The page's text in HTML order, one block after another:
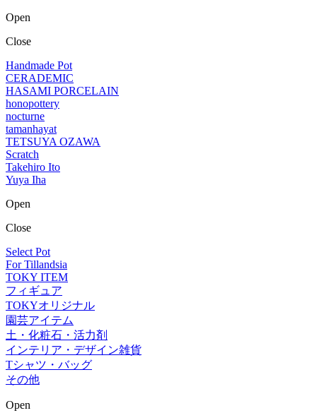
Open
Close
Handmade Pot
CERADEMIC
HASAMI PORCELAIN
honopottery
nocturne
tamanhayat
TETSUYA OZAWA
Scratch
Takehiro Ito
Yuya Iha
Open
Close
Select Pot
For Tillandsia
TOKY ITEM
フィギュア
TOKYオリジナル
園芸アイテム
土・化粧石・活力剤
インテリア・デザイン雑貨
Tシャツ・バッグ
その他
Open